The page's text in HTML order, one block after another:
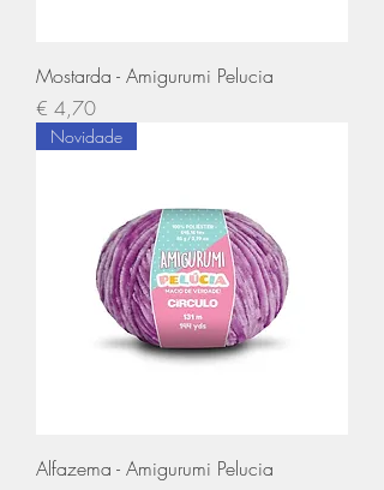
Mostarda - Amigurumi Pelucia
Preço
€ 4,70
Novidade
Alfazema - Amigurumi Pelucia